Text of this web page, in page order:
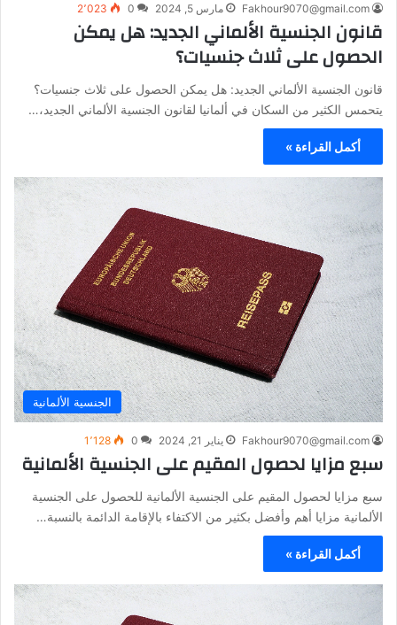
Fakhour9070@gmail.com مارس 5, 2024 0 2٬023
قانون الجنسية الألماني الجديد: هل يمكن
الحصول على ثلاث جنسيات؟
قانون الجنسية الألماني الجديد: هل يمكن الحصول على ثلاث جنسيات؟
يتحمس الكثير من السكان في ألمانيا لقانون الجنسية الألماني الجديد،…
أكمل القراءة »
الجنسية الألمانية
Fakhour9070@gmail.com يناير 21, 2024 0 1٬128
سبع مزايا لحصول المقيم على الجنسية الألمانية
سبع مزايا لحصول المقيم على الجنسية الألمانية للحصول على الجنسية
الألمانية مزايا أهم وأفضل بكثير من الاكتفاء بالإقامة الدائمة بالنسبة…
أكمل القراءة »